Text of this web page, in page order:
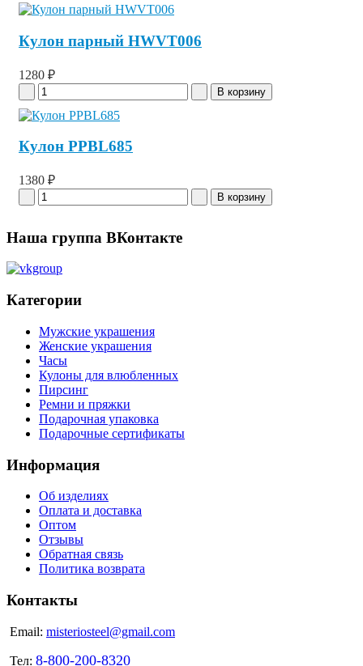
Кулон парный HWVT006
1280 ₽
Кулон PPBL685
1380 ₽
Наша группа ВКонтакте
Категории
Мужские украшения
Женские украшения
Часы
Кулоны для влюбленных
Пирсинг
Ремни и пряжки
Подарочная упаковка
Подарочные сертификаты
Информация
Об изделиях
Оплата и доставка
Оптом
Отзывы
Обратная связь
Политика возврата
Контакты
Email: misteriosteel@gmail.com
Тел: 8-800-200-8320